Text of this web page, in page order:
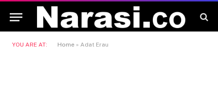
YOU ARE AT: Home » Adat Erau